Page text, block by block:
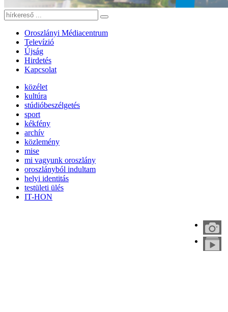
Oroszlányi Médiacentrum
Televízió
Újság
Hirdetés
Kapcsolat
közélet
kultúra
stúdióbeszélgetés
sport
kékfény
archív
közlemény
mise
mi vagyunk oroszlány
oroszlányból indultam
helyi identitás
testületi ülés
IT-HON